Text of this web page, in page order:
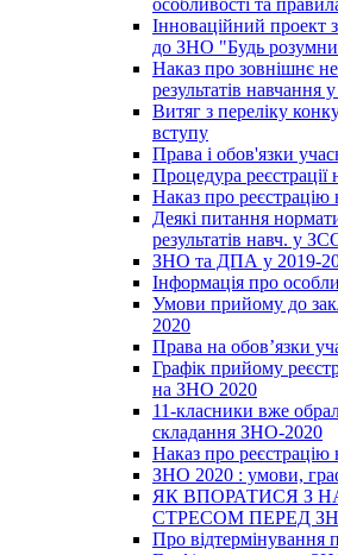
особливості та
Інноваційний проект
до ЗНО "Будь
Наказ про зовнішнє
результатів навчання
Витяг з переліку
вступу
Права і обов'язки
Процедура
Наказ про
Деякі питання
результатів навч. у
ЗНО та ДПА у 2019-
Інформація про
Умови прийому до
2020
Права на обов’язки
Графік прийому
на ЗНО 2020
11-класники вже
складання ЗНО-2020
Наказ про
ЗНО 2020 : умови,
ЯК ВПОРАТИСЯ З
СТРЕСОМ ПЕРЕД
Про відтермінування